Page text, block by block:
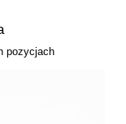
pozycjach